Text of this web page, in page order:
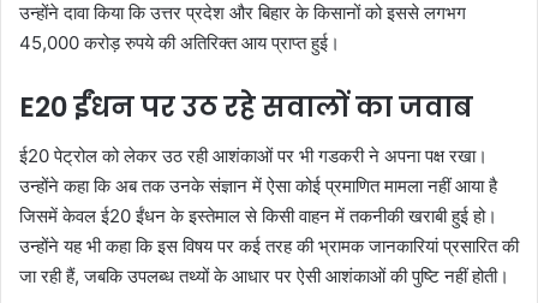
उन्होंने दावा किया कि उत्तर प्रदेश और बिहार के किसानों को इससे लगभग
45,000 करोड़ रुपये की अतिरिक्त आय प्राप्त हुई।
E20 ईंधन पर उठ रहे सवालों का जवाब
ई20 पेट्रोल को लेकर उठ रही आशंकाओं पर भी गडकरी ने अपना पक्ष रखा।
उन्होंने कहा कि अब तक उनके संज्ञान में ऐसा कोई प्रमाणित मामला नहीं आया है
जिसमें केवल ई20 ईंधन के इस्तेमाल से किसी वाहन में तकनीकी खराबी हुई हो।
उन्होंने यह भी कहा कि इस विषय पर कई तरह की भ्रामक जानकारियां प्रसारित की
जा रही हैं, जबकि उपलब्ध तथ्यों के आधार पर ऐसी आशंकाओं की पुष्टि नहीं होती।